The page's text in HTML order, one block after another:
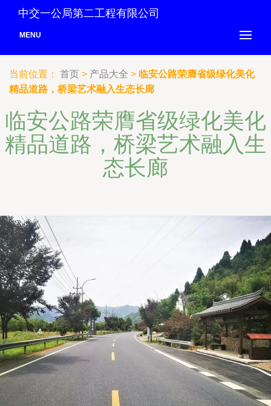
中交一公局第二工程有限公司
MENU
当前位置： 首页 > 产品大全 > 临安公路荣膺省级绿化美化
精品道路，桥梁艺术融入生态长廊
临安公路荣膺省级绿化美化
精品道路，桥梁艺术融入生
态长廊